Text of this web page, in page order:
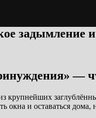
задымление
—
и оставаться дома,